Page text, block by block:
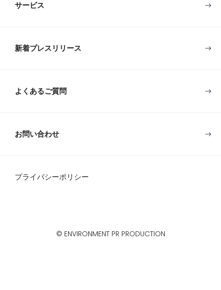
サービス
新着プレスリリース
よくあるご質問
お問い合わせ
プライバシーポリシー
© ENVIRONMENT PR PRODUCTION